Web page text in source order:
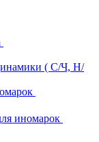
( С/Ч, Н/
иномарок